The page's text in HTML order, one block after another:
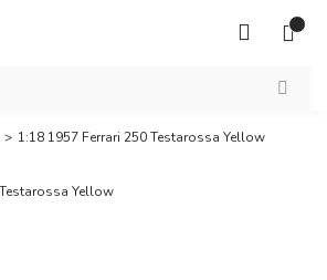
1:18 1957 Ferrari 250 Testarossa Yellow